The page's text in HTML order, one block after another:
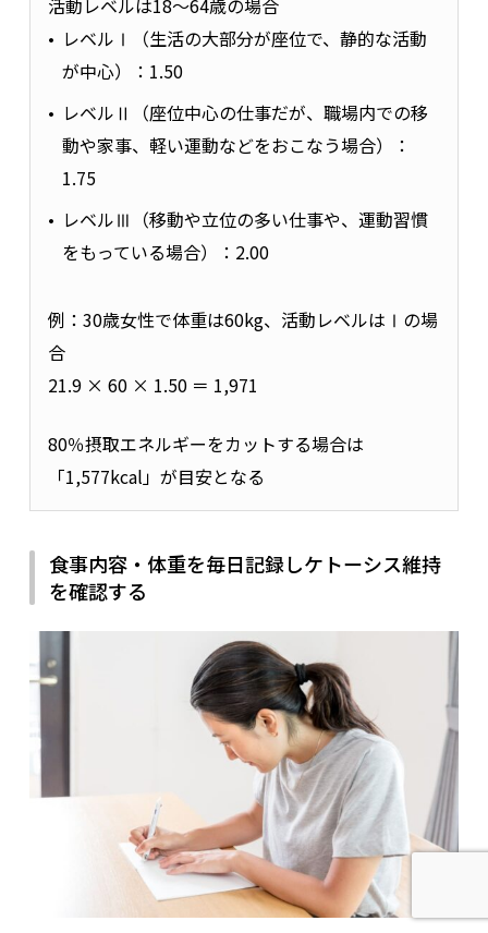
活動レベルは18～64歳の場合
レベルⅠ（生活の大部分が座位で、静的な活動
が中心）：1.50
レベルⅡ（座位中心の仕事だが、職場内での移
動や家事、軽い運動などをおこなう場合）：
1.75
レベルⅢ（移動や立位の多い仕事や、運動習慣
をもっている場合）：2.00
例：30歳女性で体重は60kg、活動レベルはⅠの場
合
21.9 × 60 × 1.50 ＝ 1,971
80％摂取エネルギーをカットする場合は
「1,577kcal」が目安となる
食事内容・体重を毎日記録しケトーシス維持
を確認する